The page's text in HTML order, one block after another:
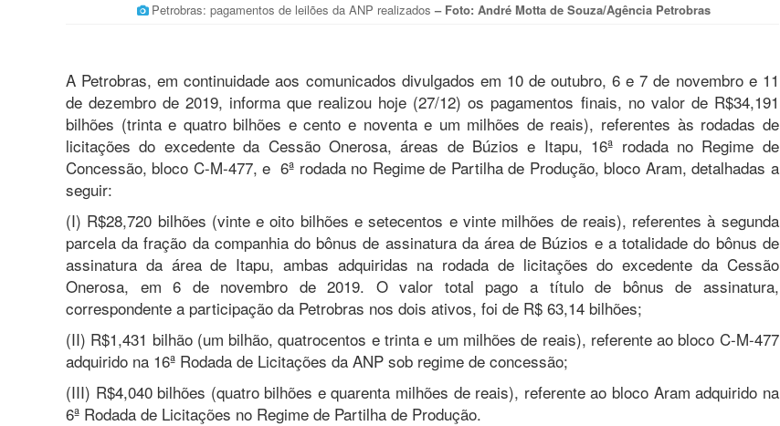
Petrobras: pagamentos de leilões da ANP realizados – Foto: André Motta de Souza/Agência Petrobras
A Petrobras, em continuidade aos comunicados divulgados em 10 de outubro, 6 e 7 de novembro e 11
de dezembro de 2019, informa que realizou hoje (27/12) os pagamentos finais, no valor de R$34,191
bilhões (trinta e quatro bilhões e cento e noventa e um milhões de reais), referentes às rodadas de
licitações do excedente da Cessão Onerosa, áreas de Búzios e Itapu, 16ª rodada no Regime de
Concessão, bloco C-M-477, e 6ª rodada no Regime de Partilha de Produção, bloco Aram, detalhadas a
seguir:
(I) R$28,720 bilhões (vinte e oito bilhões e setecentos e vinte milhões de reais), referentes à segunda
parcela da fração da companhia do bônus de assinatura da área de Búzios e a totalidade do bônus de
assinatura da área de Itapu, ambas adquiridas na rodada de licitações do excedente da Cessão
Onerosa, em 6 de novembro de 2019. O valor total pago a título de bônus de assinatura,
correspondente a participação da Petrobras nos dois ativos, foi de R$ 63,14 bilhões;
(II) R$1,431 bilhão (um bilhão, quatrocentos e trinta e um milhões de reais), referente ao bloco C-M-477
adquirido na 16ª Rodada de Licitações da ANP sob regime de concessão;
(III) R$4,040 bilhões (quatro bilhões e quarenta milhões de reais), referente ao bloco Aram adquirido na
6ª Rodada de Licitações no Regime de Partilha de Produção.